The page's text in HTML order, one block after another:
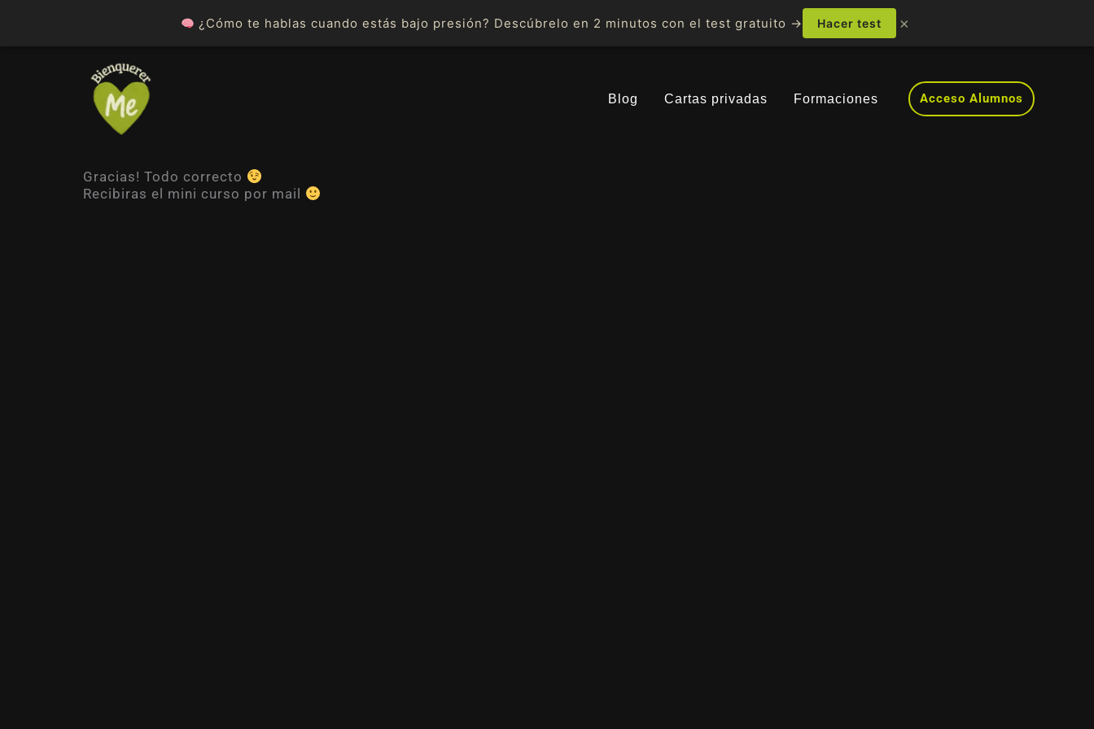
¿Cómo te hablas cuando estás bajo presión? Descúbrelo en 2 minutos con el test gratuito → Hacer test ×
Blog Cartas privadas Formaciones Acceso Alumnos
Gracias! Todo correcto
Recibiras el mini curso por mail